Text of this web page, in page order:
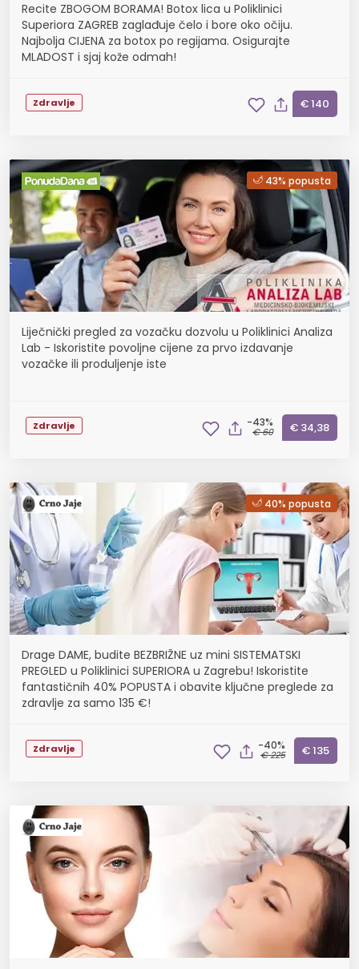
Recite ZBOGOM BORAMA! Botox lica u Poliklinici
Superiora ZAGREB zaglađuje čelo i bore oko očiju.
Najbolja CIJENA za botox po regijama. Osigurajte
MLADOST i sjaj kože odmah!
Zdravlje € 140
43% popusta
Liječnički pregled za vozačku dozvolu u Poliklinici Analiza
Lab - Iskoristite povoljne cijene za prvo izdavanje
vozačke ili produljenje iste
Zdravlje -43%
€ 60 € 34,38
40% popusta
Drage DAME, budite BEZBRIŽNE uz mini SISTEMATSKI
PREGLED u Poliklinici SUPERIORA u Zagrebu! Iskoristite
fantastičnih 40% POPUSTA i obavite ključne preglede za
zdravlje za samo 135 €!
Zdravlje -40%
€ 225 € 135